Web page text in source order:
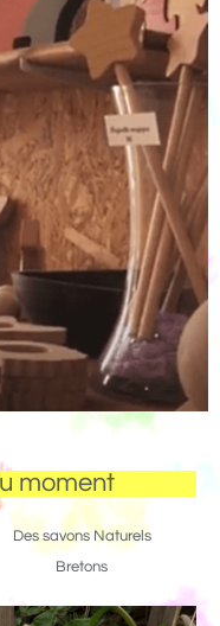
moment
Des savons Naturels
Bretons